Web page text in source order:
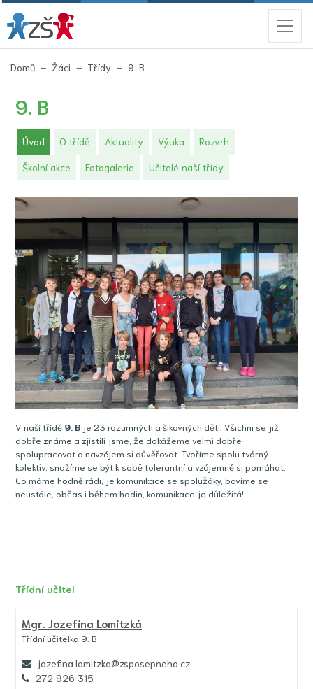
Domů Žáci Třídy 9. B
9. B
Úvod (aktuální)
O třídě Aktuality Výuka Rozvrh
Školní akce Fotogalerie Učitelé naší třídy
V naší třídě 9 . B je 23 rozumných a šikovných dětí. Všichni se již
dobře známe a zjistili jsme, že dokážeme velmi dobře
spolupracovat a navzájem si důvěřovat. Tvoříme spolu tvárný
kolektiv, snažíme se být k sobě tolerantní a vzájemně si pomáhat.
Co máme hodně rádi, je komunikace se spolužáky, bavíme se
neustále, občas i během hodin, komunikace je důležitá!
Třídní učitel
Mgr. Jozefína Lomitzká
Třídní učitelka 9. B
jozefina.lomitzka@zsposepneho.cz
272 926 315